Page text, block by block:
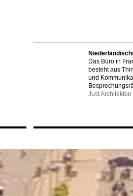
Das Büro in
besteht aus
und
Just Architekten